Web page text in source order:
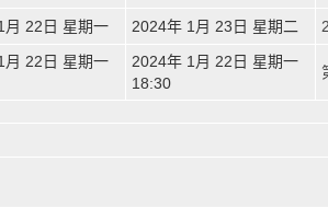
月 22日 星期一 2024年 1月 23日 星期二
月 22日 星期一
2024年 1月 22日 星期一
18:30